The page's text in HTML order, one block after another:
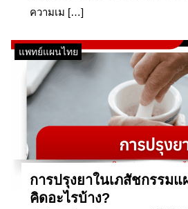
ความเม […]
แพทย์แผนไทย
การปรุงยาในเภสัชกรรม
คิดอะไรบ้าง?